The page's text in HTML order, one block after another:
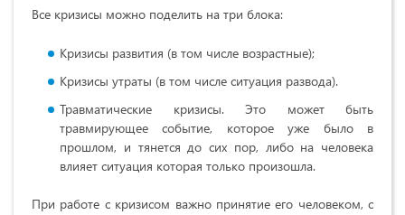
Все кризисы можно поделить на три блока:
Кризисы развития (в том числе возрастные);
Кризисы утраты (в том числе ситуация развода).
Травматические кризисы. Это может быть
травмирующее событие, которое уже было в
прошлом, и тянется до сих пор, либо на человека
влияет ситуация которая только произошла.
При работе с кризисом важно принятие его человеком, с